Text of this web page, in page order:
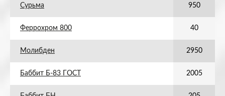
Сурьма 950
Феррохром 800 40
Молибден 2950
Баббит Б-83 ГОСТ 2005